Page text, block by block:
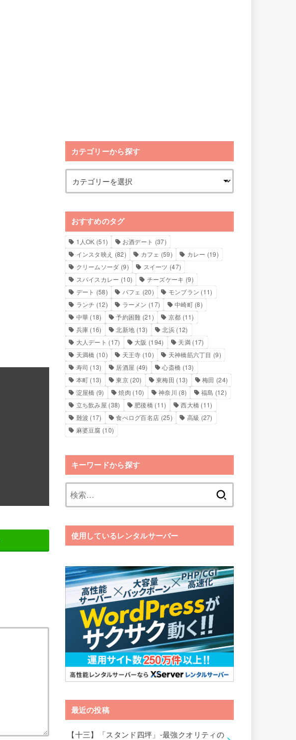
カテゴリーから探す
おすすめのタグ
1人OK (51) お酒デート (37)
インスタ映え (82) カフェ (59) カレー (19)
クリームソーダ (9) スイーツ (47)
スパイスカレー (10) チーズケーキ (9)
デート (58) パフェ (20) モンブラン (11)
ランチ (12) ラーメン (17) 中崎町(8)
中華 (18) 予約困難 (21) 京都 (11)
兵庫 (16) 北新地 (13) 北浜 (12)
大人デート (17) 大阪 (194) 天満(17)
天満橋 (10) 天王寺 (10) 天神橋筋六丁目 (9)
寿司 (13) 居酒屋 (49) 心斎橋 (13)
本町 (13) 東京(20) 東梅田 (13) 梅田 (24)
淀屋橋 (9) 焼肉 (10) 神奈川 (8) 福島 (12)
立ち飲み屋 (38) 肥後橋 (11) 西大橋 (11)
難波 (17) 食べログ百名店 (25) 高級 (27)
麻婆豆腐 (10)
キーワードから探す
使用しているレンタルサーバー
最近の投稿
【十三】「スタンド四坪」-最強クオリティの